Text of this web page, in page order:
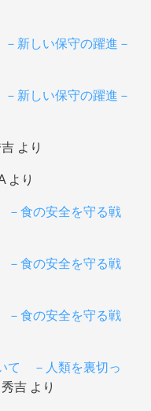
新しい保守の躍進－
新しい保守の躍進－
より
より
食の安全を守る戦
食の安全を守る戦
食の安全を守る戦
て －人類を裏切っ
秀吉より